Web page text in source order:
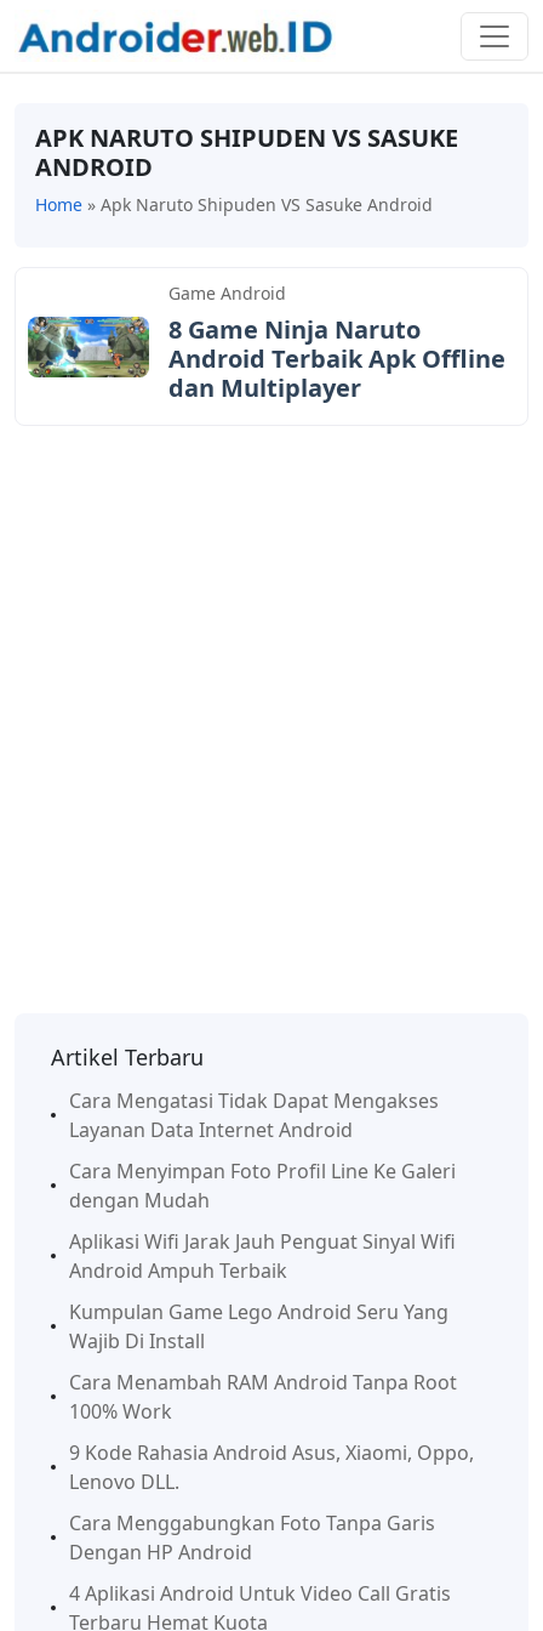
APK NARUTO SHIPUDEN VS SASUKE
ANDROID
Home » Apk Naruto Shipuden VS Sasuke Android
Game Android
8 Game Ninja Naruto
Android Terbaik Apk Offline
dan Multiplayer
Artikel Terbaru
Cara Mengatasi Tidak Dapat Mengakses
Layanan Data Internet Android
Cara Menyimpan Foto Profil Line Ke Galeri
dengan Mudah
Aplikasi Wifi Jarak Jauh Penguat Sinyal Wifi
Android Ampuh Terbaik
Kumpulan Game Lego Android Seru Yang
Wajib Di Install
Cara Menambah RAM Android Tanpa Root
100% Work
9 Kode Rahasia Android Asus, Xiaomi, Oppo,
Lenovo DLL.
Cara Menggabungkan Foto Tanpa Garis
Dengan HP Android
4 Aplikasi Android Untuk Video Call Gratis
Terbaru Hemat Kuota